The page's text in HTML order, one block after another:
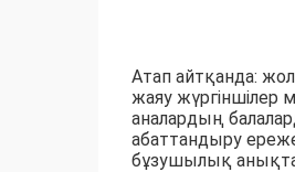
Атап айтқанда:
жаяу жүргіншілер
аналардың
абаттандыру
бұзушылық